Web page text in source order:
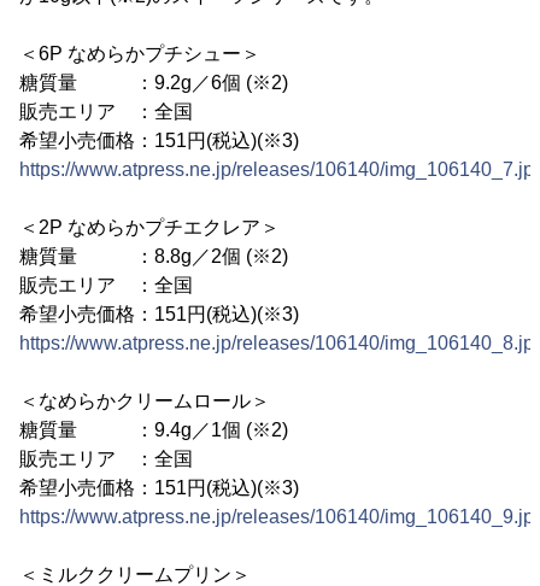
＜6P なめらかプチシュー＞
糖質量 ：9.2g／6個 (※2)
販売エリア ：全国
希望小売価格：151円(税込)(※3)
https://www.atpress.ne.jp/releases/106140/
＜2P なめらかプチエクレア＞
糖質量 ：8.8g／2個 (※2)
販売エリア ：全国
希望小売価格：151円(税込)(※3)
https://www.atpress.ne.jp/releases/106140/
＜なめらかクリームロール＞
糖質量 ：9.4g／1個 (※2)
販売エリア ：全国
希望小売価格：151円(税込)(※3)
https://www.atpress.ne.jp/releases/106140/
＜ミルククリームプリン＞